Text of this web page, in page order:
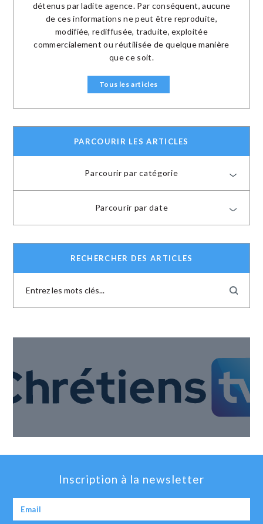
détenus par ladite agence. Par conséquent, aucune
de ces informations ne peut être reproduite,
modifiée, rediffusée, traduite, exploitée
commercialement ou réutilisée de quelque manière
que ce soit.
Tous les articles
PARCOURIR LES ARTICLES
Parcourir par catégorie
Parcourir par date
RECHERCHER DES ARTICLES
Inscription à la newsletter